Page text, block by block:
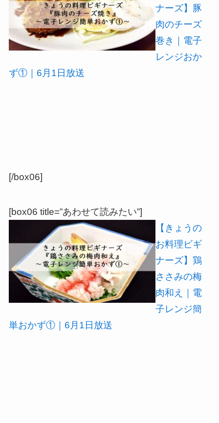
ナーズ】豚
肉のチーズ
巻き｜電子
レンジおか
ず①｜6月1日放送
[/box06]
[box06 title=”あわせて読みたい”]
【きょうの
お料理ビギ
ナーズ】鶏
ささみの梅
肉和え｜電
子レンジ簡
単おかず①｜6月1日放送